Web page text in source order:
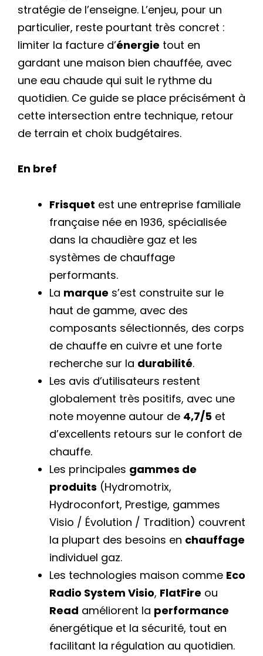
stratégie de l’enseigne. L’enjeu, pour un
particulier, reste pourtant très concret :
limiter la facture d’énergie tout en
gardant une maison bien chauffée, avec
une eau chaude qui suit le rythme du
quotidien. Ce guide se place précisément à
cette intersection entre technique, retour
de terrain et choix budgétaires.
En bref
Frisquet est une entreprise familiale
française née en 1936, spécialisée
dans la chaudière gaz et les
systèmes de chauffage
performants.
La marque s’est construite sur le
haut de gamme, avec des
composants sélectionnés, des corps
de chauffe en cuivre et une forte
recherche sur la durabilité.
Les avis d’utilisateurs restent
globalement très positifs, avec une
note moyenne autour de 4,7/5 et
d’excellents retours sur le confort de
chauffe.
Les principales gammes de
produits (Hydromotrix,
Hydroconfort, Prestige, gammes
Visio / Évolution / Tradition) couvrent
la plupart des besoins en chauffage
individuel gaz.
Les technologies maison comme Eco
Radio System Visio, FlatFire ou
Read améliorent la performance
énergétique et la sécurité, tout en
facilitant la régulation au quotidien.